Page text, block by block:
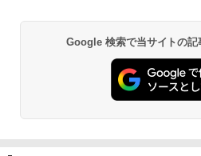
Google 検索で当サイトの記